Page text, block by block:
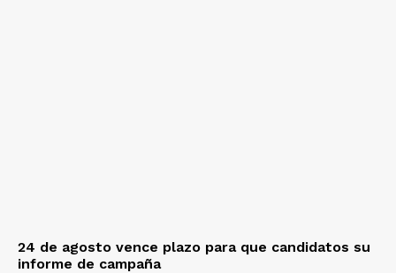
24 de agosto vence plazo para que candidatos su
informe de campaña